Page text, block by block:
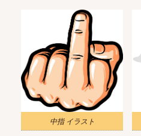
中指 イラスト